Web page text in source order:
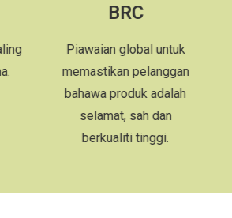
Piawaian global untuk
memastikan pelanggan
bahawa produk adalah
selamat, sah dan
berkualiti tinggi.